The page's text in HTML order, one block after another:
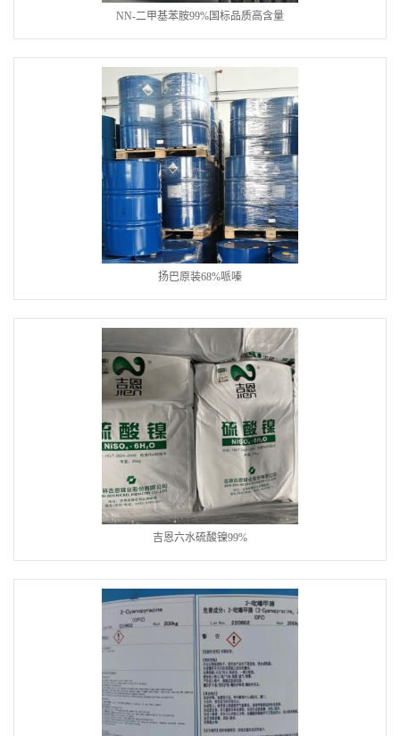
NN-二甲基苯胺99%国标品质高含量
扬巴原装68%哌嗪
吉恩六水硫酸镍99%